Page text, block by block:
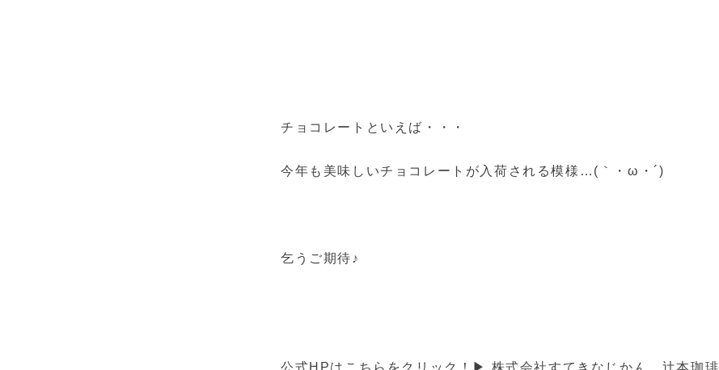
チョコレートといえば・・・
今年も美味しいチョコレートが入荷される模様…(｀・ω・´)
乞うご期待♪